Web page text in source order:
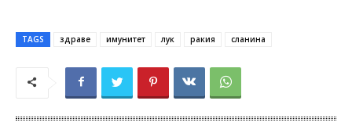
TAGS здраве имунитет лук ракия сланина